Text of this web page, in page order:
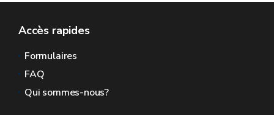
Accès rapides
Formulaires
FAQ
Qui sommes-nous?